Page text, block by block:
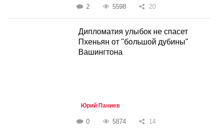
2 5598 20
Дипломатия улыбок не спасет
Пхеньян от "большой дубины"
Вашингтона
Юрий Паниев
0 5874 14